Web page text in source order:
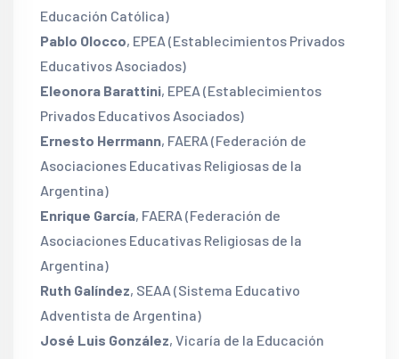
Educación Católica)
Pablo Olocco, EPEA (Establecimientos Privados
Educativos Asociados)
Eleonora Barattini, EPEA (Establecimientos
Privados Educativos Asociados)
Ernesto Herrmann, FAERA (Federación de
Asociaciones Educativas Religiosas de la
Argentina)
Enrique García, FAERA (Federación de
Asociaciones Educativas Religiosas de la
Argentina)
Ruth Galíndez, SEAA (Sistema Educativo
Adventista de Argentina)
José Luis González, Vicaría de la Educación